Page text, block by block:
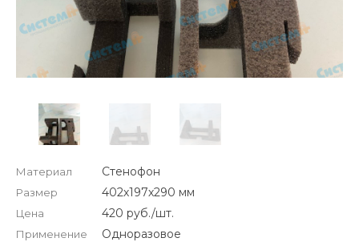
Материал
Размер
Цена
Применение
Стенофон
402х197х290 мм
420 руб./шт.
Одноразовое